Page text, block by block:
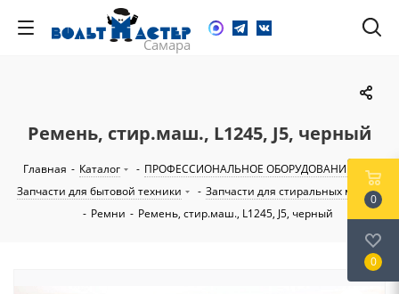
Ремень, стир.маш., L1245, J5, черный
Главная - Каталог - ПРОФЕССИОНАЛЬНОЕ ОБОРУДОВАНИЕ
-
Запчасти для бытовой техники
- Запчасти для стиральных машин
- Ремни - Ремень, стир.маш., L1245, J5, черный
0
0